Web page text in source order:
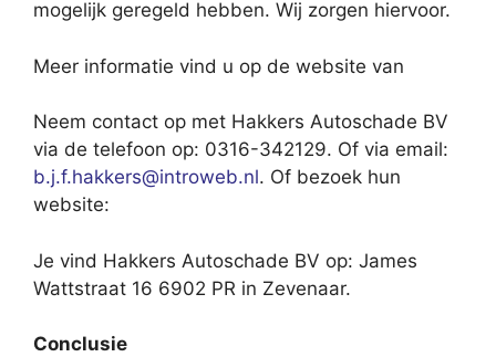
mogelijk geregeld hebben. Wij zorgen hiervoor.
Meer informatie vind u op de website van
Neem contact op met Hakkers Autoschade BV
via de telefoon op: 0316-342129. Of via email:
b.j.f.hakkers@introweb.nl. Of bezoek hun
website:
Je vind Hakkers Autoschade BV op: James
Wattstraat 16 6902 PR in Zevenaar.
Conclusie